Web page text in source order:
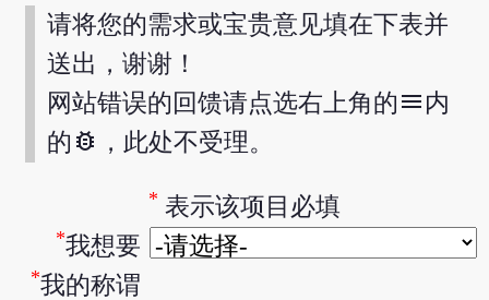
请将您的需求或宝贵意见填在下表并
送出，谢谢！
网站错误的回馈请点选右上角的 menu 内
的 bug_report ，此处不受理。
* 表示该项目必填
*我想要
*我的称谓